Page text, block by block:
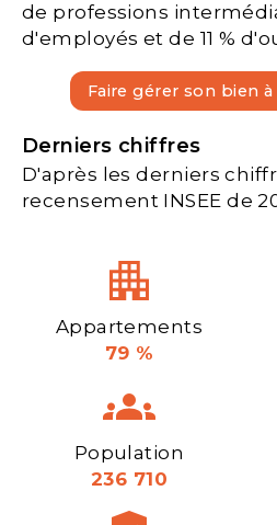
de professions
d'employés et de 11 %
Faire gérer son bien à
Derniers chiffres
D'après les derniers
recensement INSEE de
Appartements
79 %
Population
236 710